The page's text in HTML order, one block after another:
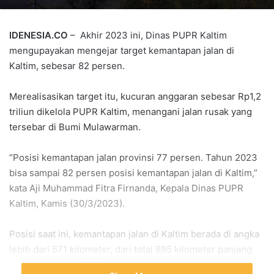
IDENESIA.CO – Akhir 2023 ini, Dinas PUPR Kaltim
mengupayakan mengejar target kemantapan jalan di
Kaltim, sebesar 82 persen.
Merealisasikan target itu, kucuran anggaran sebesar Rp1,2
triliun dikelola PUPR Kaltim, menangani jalan rusak yang
tersebar di Bumi Mulawarman.
“Posisi kemantapan jalan provinsi 77 persen. Tahun 2023
bisa sampai 82 persen posisi kemantapan jalan di Kaltim,”
kata Aji Muhammad Fitra Firnanda, Kepala Dinas PUPR
Kaltim, Kamis (30/3/2023).
Posisi saat ini, kemantapan jalan di Kaltim berada di angka
lebih dari 671 kilometer, dari total 895 kilometer panjang
jalan provinsi milik Kaltim.